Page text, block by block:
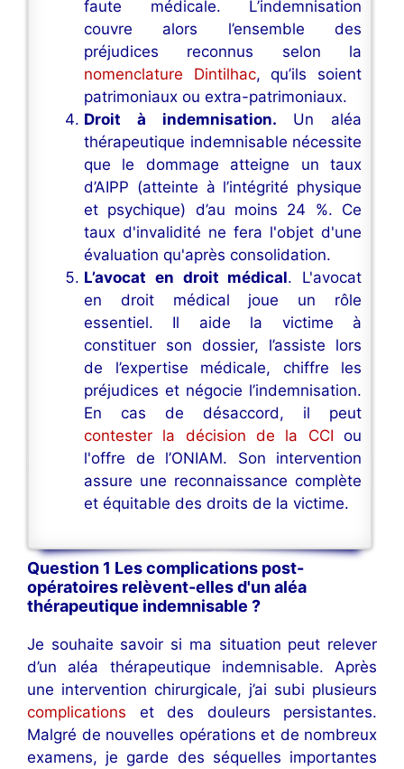
faute médicale. L’indemnisation
couvre alors l’ensemble des
préjudices reconnus selon la
nomenclature Dintilhac, qu’ils soient
patrimoniaux ou extra-patrimoniaux.
Droit à indemnisation. Un aléa
thérapeutique indemnisable nécessite
que le dommage atteigne un taux
d’AIPP (atteinte à l’intégrité physique
et psychique) d’au moins 24 %. Ce
taux d'invalidité ne fera l'objet d'une
évaluation qu'après consolidation.
L’avocat en droit médical. L'avocat
en droit médical joue un rôle
essentiel. Il aide la victime à
constituer son dossier, l’assiste lors
de l’expertise médicale, chiffre les
préjudices et négocie l’indemnisation.
En cas de désaccord, il peut
contester la décision de la CCI ou
l'offre de l’ONIAM. Son intervention
assure une reconnaissance complète
et équitable des droits de la victime.
Question 1 Les complications post-
opératoires relèvent-elles d'un aléa
thérapeutique indemnisable ?
Je souhaite savoir si ma situation peut relever
d’un aléa thérapeutique indemnisable. Après
une intervention chirurgicale, j’ai subi plusieurs
complications et des douleurs persistantes.
Malgré de nouvelles opérations et de nombreux
examens, je garde des séquelles importantes